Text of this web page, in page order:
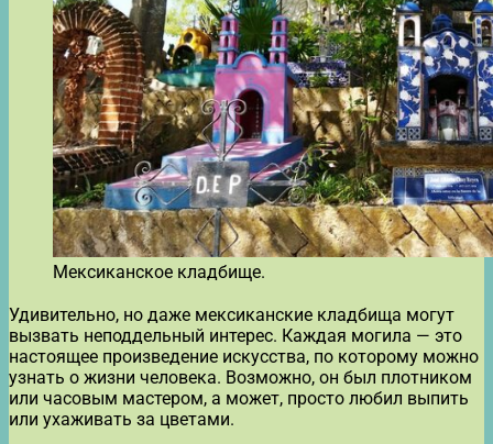
Мексиканское кладбище.
Удивительно, но даже мексиканские кладбища могут
вызвать неподдельный интерес. Каждая могила — это
настоящее произведение искусства, по которому можно
узнать о жизни человека. Возможно, он был плотником
или часовым мастером, а может, просто любил выпить
или ухаживать за цветами.